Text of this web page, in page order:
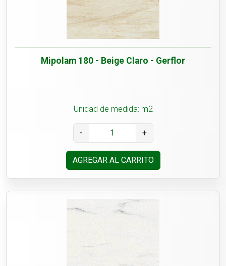
Mipolam 180 - Beige Claro - Gerflor
Unidad de medida: m2
- +
AGREGAR AL CARRITO